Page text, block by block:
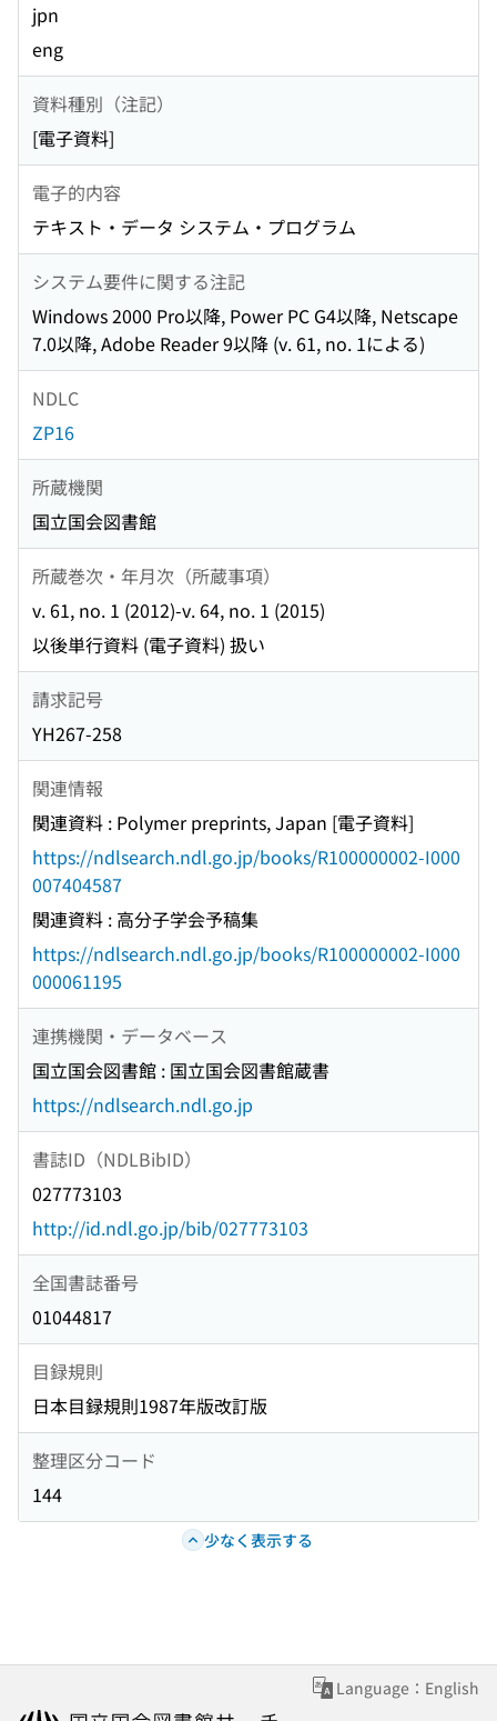
jpn
eng
資料種別（注記）
[電子資料]
電子的内容
テキスト・データ システム・プログラム
システム要件に関する注記
Windows 2000 Pro以降, Power PC G4以降, Netscape
7.0以降, Adobe Reader 9以降 (v. 61, no. 1による)
NDLC
ZP16
所蔵機関
国立国会図書館
所蔵巻次・年月次（所蔵事項）
v. 61, no. 1 (2012)-v. 64, no. 1 (2015)
以後単行資料 (電子資料) 扱い
請求記号
YH267-258
関連情報
関連資料 : Polymer preprints, Japan [電子資料]
https://ndlsearch.ndl.go.jp/books/R100000002-I000
007404587
関連資料 : 高分子学会予稿集
https://ndlsearch.ndl.go.jp/books/R100000002-I000
000061195
連携機関・データベース
国立国会図書館 : 国立国会図書館蔵書
https://ndlsearch.ndl.go.jp
書誌ID（NDLBibID）
027773103
http://id.ndl.go.jp/bib/027773103
全国書誌番号
01044817
目録規則
日本目録規則1987年版改訂版
整理区分コード
144
少なく表示する
Language：English